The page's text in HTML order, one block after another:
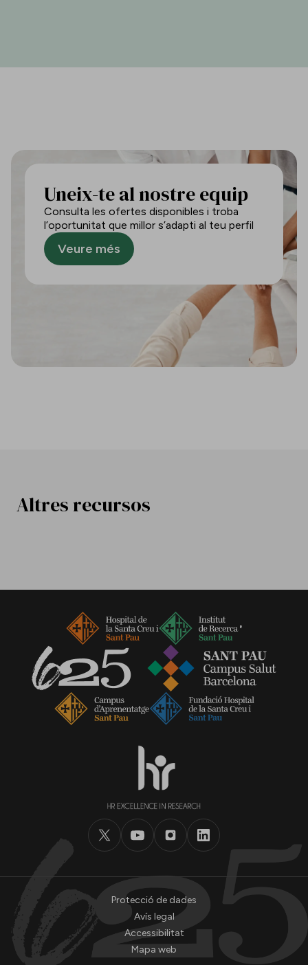
Uneix-te al nostre equip
Consulta les ofertes disponibles i troba
l’oportunitat que millor s’adapti al teu perfil
Veure més
Altres recursos
Protecció de dades
Avís legal
Accessibilitat
Mapa web